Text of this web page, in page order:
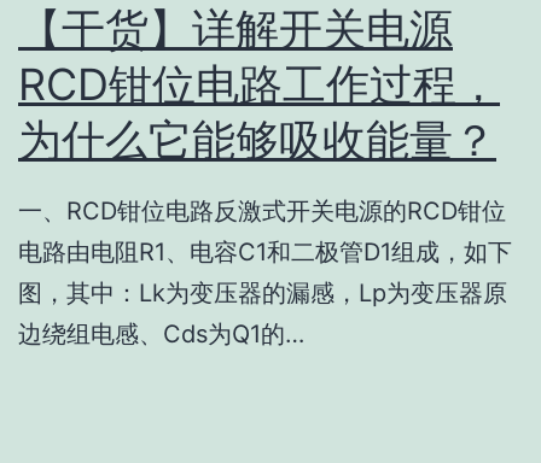
【干货】详解开关电源
RCD钳位电路工作过程，
为什么它能够吸收能量？
一、RCD钳位电路反激式开关电源的RCD钳位
电路由电阻R1、电容C1和二极管D1组成，如下
图，其中：Lk为变压器的漏感，Lp为变压器原
边绕组电感、Cds为Q1的…